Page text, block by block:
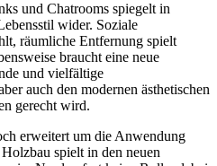
und Chatrooms spiegelt in
wider. Soziale
räumliche Entfernung spielt
braucht eine neue
und vielfältige
auch den modernen ästhetischen
gerecht wird.
erweitert um die Anwendung
spielt in den neuen